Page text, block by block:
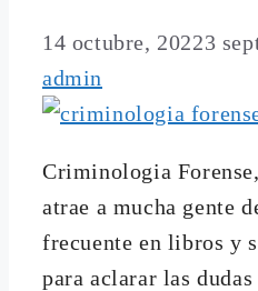
14 octubre, 20223
admin
Criminologia
atrae a mucha gente
frecuente en libros y
para aclarar las